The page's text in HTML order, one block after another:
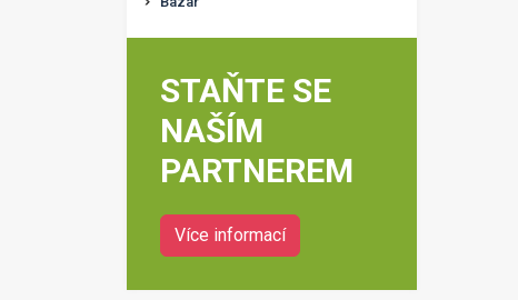
STAŇTE SE
NAŠÍM
PARTNEREM
Více informací